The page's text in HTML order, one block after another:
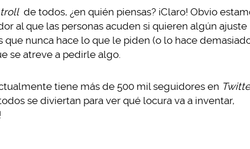
troll de todos, ¿en quién piensas? ¡Claro! Obvio
al que las personas acuden si quieren algún ajuste
que nunca hace lo que le piden (o lo hace
se atreve a pedirle algo.
tiene más de 500 mil seguidores en
se diviertan para ver qué locura va a inventar,